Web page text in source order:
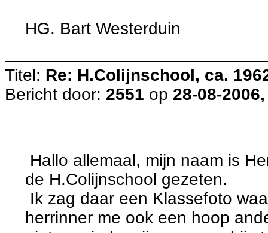
HG. Bart Westerduin
Titel: Re: H.Colijnschool, ca.
Bericht door: 2551 op 28-08-
Hallo allemaal, mijn naam is
de H.Colijnschool gezeten.
Ik zag daar een Klassefoto
herrinner me ook een hoop